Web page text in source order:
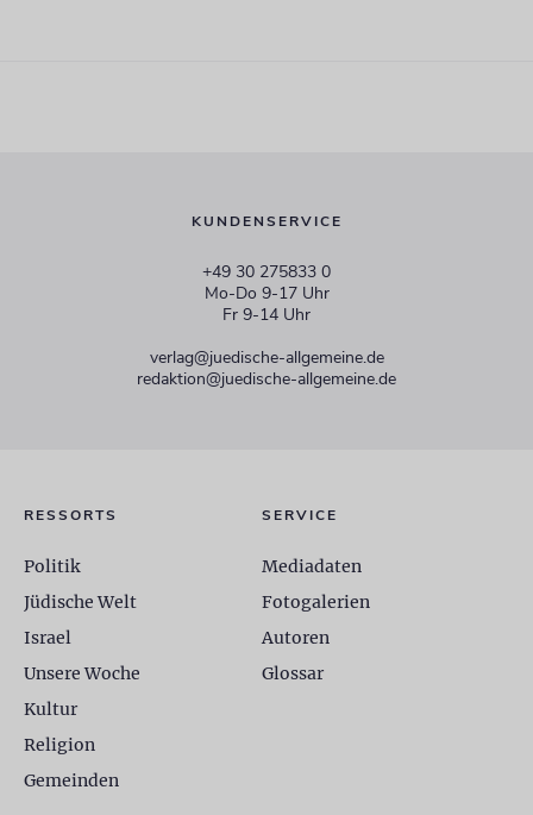
KUNDENSERVICE
+49 30 275833 0
Mo-Do 9-17 Uhr
Fr 9-14 Uhr
verlag@juedische-allgemeine.de
redaktion@juedische-allgemeine.de
RESSORTS
Politik
Jüdische Welt
Israel
Unsere Woche
Kultur
Religion
Gemeinden
SERVICE
Mediadaten
Fotogalerien
Autoren
Glossar